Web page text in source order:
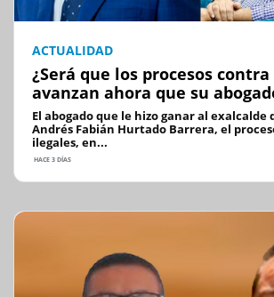
ACTUALIDAD
¿Será que los procesos
avanzan ahora que su
El abogado que le hizo ganar al exalcalde
Andrés Fabián Hurtado Barrera, el
ilegales, en...
HACE 3 DÍAS